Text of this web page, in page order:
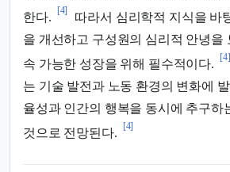
한다.
[4]
따라서 심리학적 지식을 바
을 개선하고 구성원의 심리적 안녕을
속 가능한 성장을 위해 필수적이다.
[4]
는 기술 발전과 노동 환경의 변화에
율성과 인간의 행복을 동시에 추구하
것으로 전망된다.
[4]